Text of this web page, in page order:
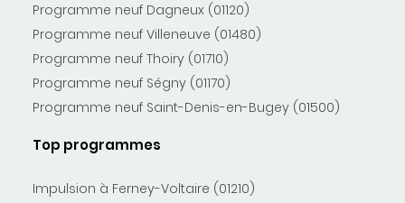
Programme neuf Dagneux (01120)
Programme neuf Villeneuve (01480)
Programme neuf Thoiry (01710)
Programme neuf Ségny (01170)
Programme neuf Saint-Denis-en-Bugey (01500)
Top programmes
Impulsion à Ferney-Voltaire (01210)